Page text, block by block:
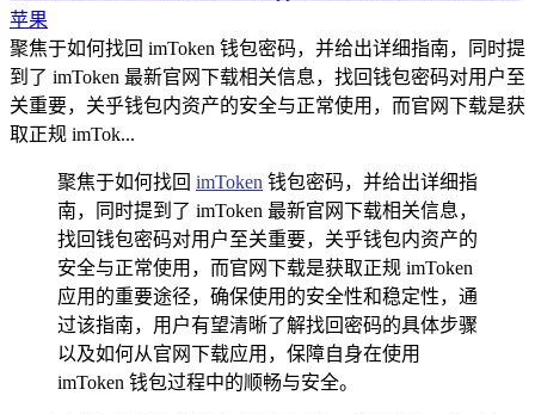
苹果
聚焦于如何找回 imToken 钱包密码，并给出详细指南，同时提
到了 imToken 最新官网下载相关信息，找回钱包密码对用户至
关重要，关乎钱包内资产的安全与正常使用，而官网下载是获
取正规 imTok...
聚焦于如何找回 imToken 钱包密码，并给出详细指
南，同时提到了 imToken 最新官网下载相关信息，
找回钱包密码对用户至关重要，关乎钱包内资产的
安全与正常使用，而官网下载是获取正规 imToken
应用的重要途径，确保使用的安全性和稳定性，通
过该指南，用户有望清晰了解找回密码的具体步骤
以及如何从官网下载应用，保障自身在使用
imToken 钱包过程中的顺畅与安全。